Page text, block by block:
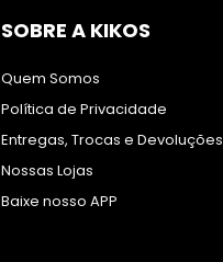
SOBRE A KIKOS
Quem Somos
Política de Privacidade
Entregas, Trocas e Devoluções
Nossas Lojas
Baixe nosso APP